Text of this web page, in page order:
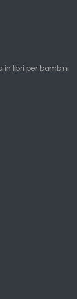
in libri per bambini